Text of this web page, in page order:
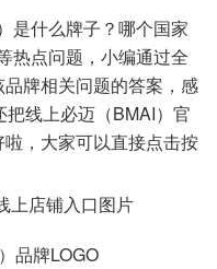
是什么牌子？哪个国家
热点问题，小编通过全
牌相关问题的答案，感
线上必迈（BMAI）官
，大家可以直接点击按
品牌LOGO